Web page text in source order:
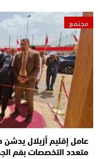
مجتمع
عامل إقليم أزيلال يدشن
متعدد التخصصات بفم